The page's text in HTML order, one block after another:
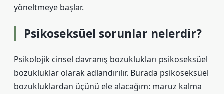
yöneltmeye başlar.
Psikoseksüel sorunlar nelerdir?
Psikolojik cinsel davranış bozuklukları psikoseksüel
bozukluklar olarak adlandırılır. Burada psikoseksüel
bozukluklardan üçünü ele alacağım: maruz kalma